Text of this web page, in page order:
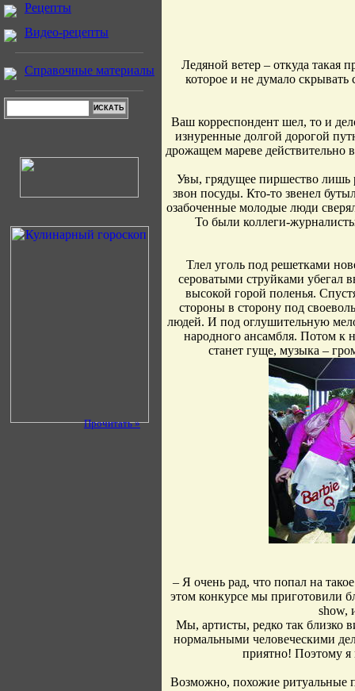
Рецепты
Видео-рецепты
Справочные материалы
Прочитать »
Ледяной ветер – откуда такая
которое и не думало
Ваш корреспондент шел, то и
изнуренные долгой дорогой
дрожащем мареве
Увы, грядущее пиршество лишь
звон посуды. Кто-то звенел
озабоченные молодые люди
То были коллеги-
Тлел уголь под решетками
сероватыми струйками убегал
высокой горой поленья.
стороны в сторону под
людей. И под оглушительную
народного ансамбля. Потом к
станет гуще, музыка –
– Я очень рад, что попал на
этом конкурсе мы приготовили
show,
Мы, артисты, редко так близко
нормальными человеческими
приятно! Поэтому я
Возможно, похожие ритуальные